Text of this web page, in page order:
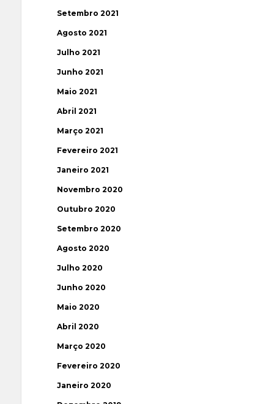
Setembro 2021
Agosto 2021
Julho 2021
Junho 2021
Maio 2021
Abril 2021
Março 2021
Fevereiro 2021
Janeiro 2021
Novembro 2020
Outubro 2020
Setembro 2020
Agosto 2020
Julho 2020
Junho 2020
Maio 2020
Abril 2020
Março 2020
Fevereiro 2020
Janeiro 2020